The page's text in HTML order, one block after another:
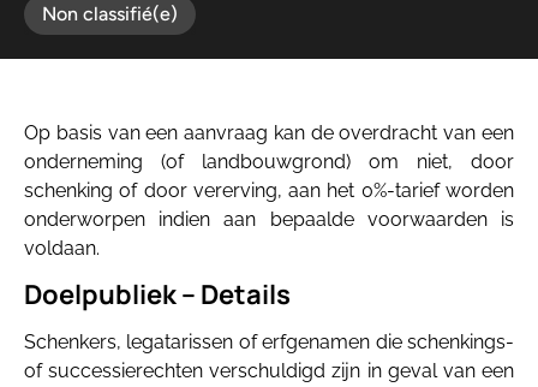
Non classifié(e)
Op basis van een aanvraag kan de overdracht van een
onderneming (of landbouwgrond) om niet, door
schenking of door vererving, aan het 0%-tarief worden
onderworpen indien aan bepaalde voorwaarden is
voldaan.
Doelpubliek – Details
Schenkers, legatarissen of erfgenamen die schenkings-
of successierechten verschuldigd zijn in geval van een